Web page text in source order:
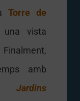
Torre de
vista
amb
Jardins